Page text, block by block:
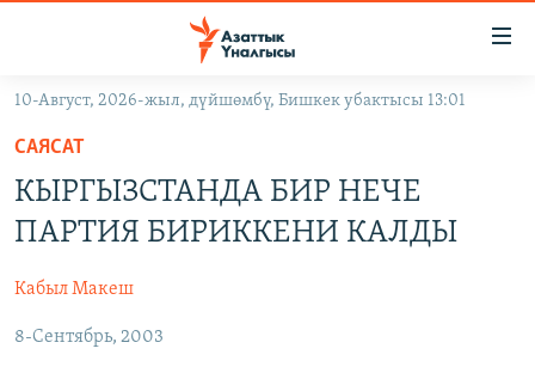
Навигацияга
өтүңүз
Издөөгө
салыңыз
ЭКОНОМИКА
МАДАНИЯТ
БОРБОР АЗИЯ
АТАЙЫН ИЛИКТӨӨ
ТВ ПРОГРАММАЛАР
10-Август, 2026-жыл, дүйшөмбү, Бишкек убактысы 13:01
САЯСАТ
КЫРГЫЗСТАНДА БИР НЕЧЕ
ПАРТИЯ БИРИККЕНИ КАЛДЫ
Кабыл Макеш
8-Сентябрь, 2003